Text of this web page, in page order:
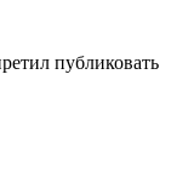
публиковать